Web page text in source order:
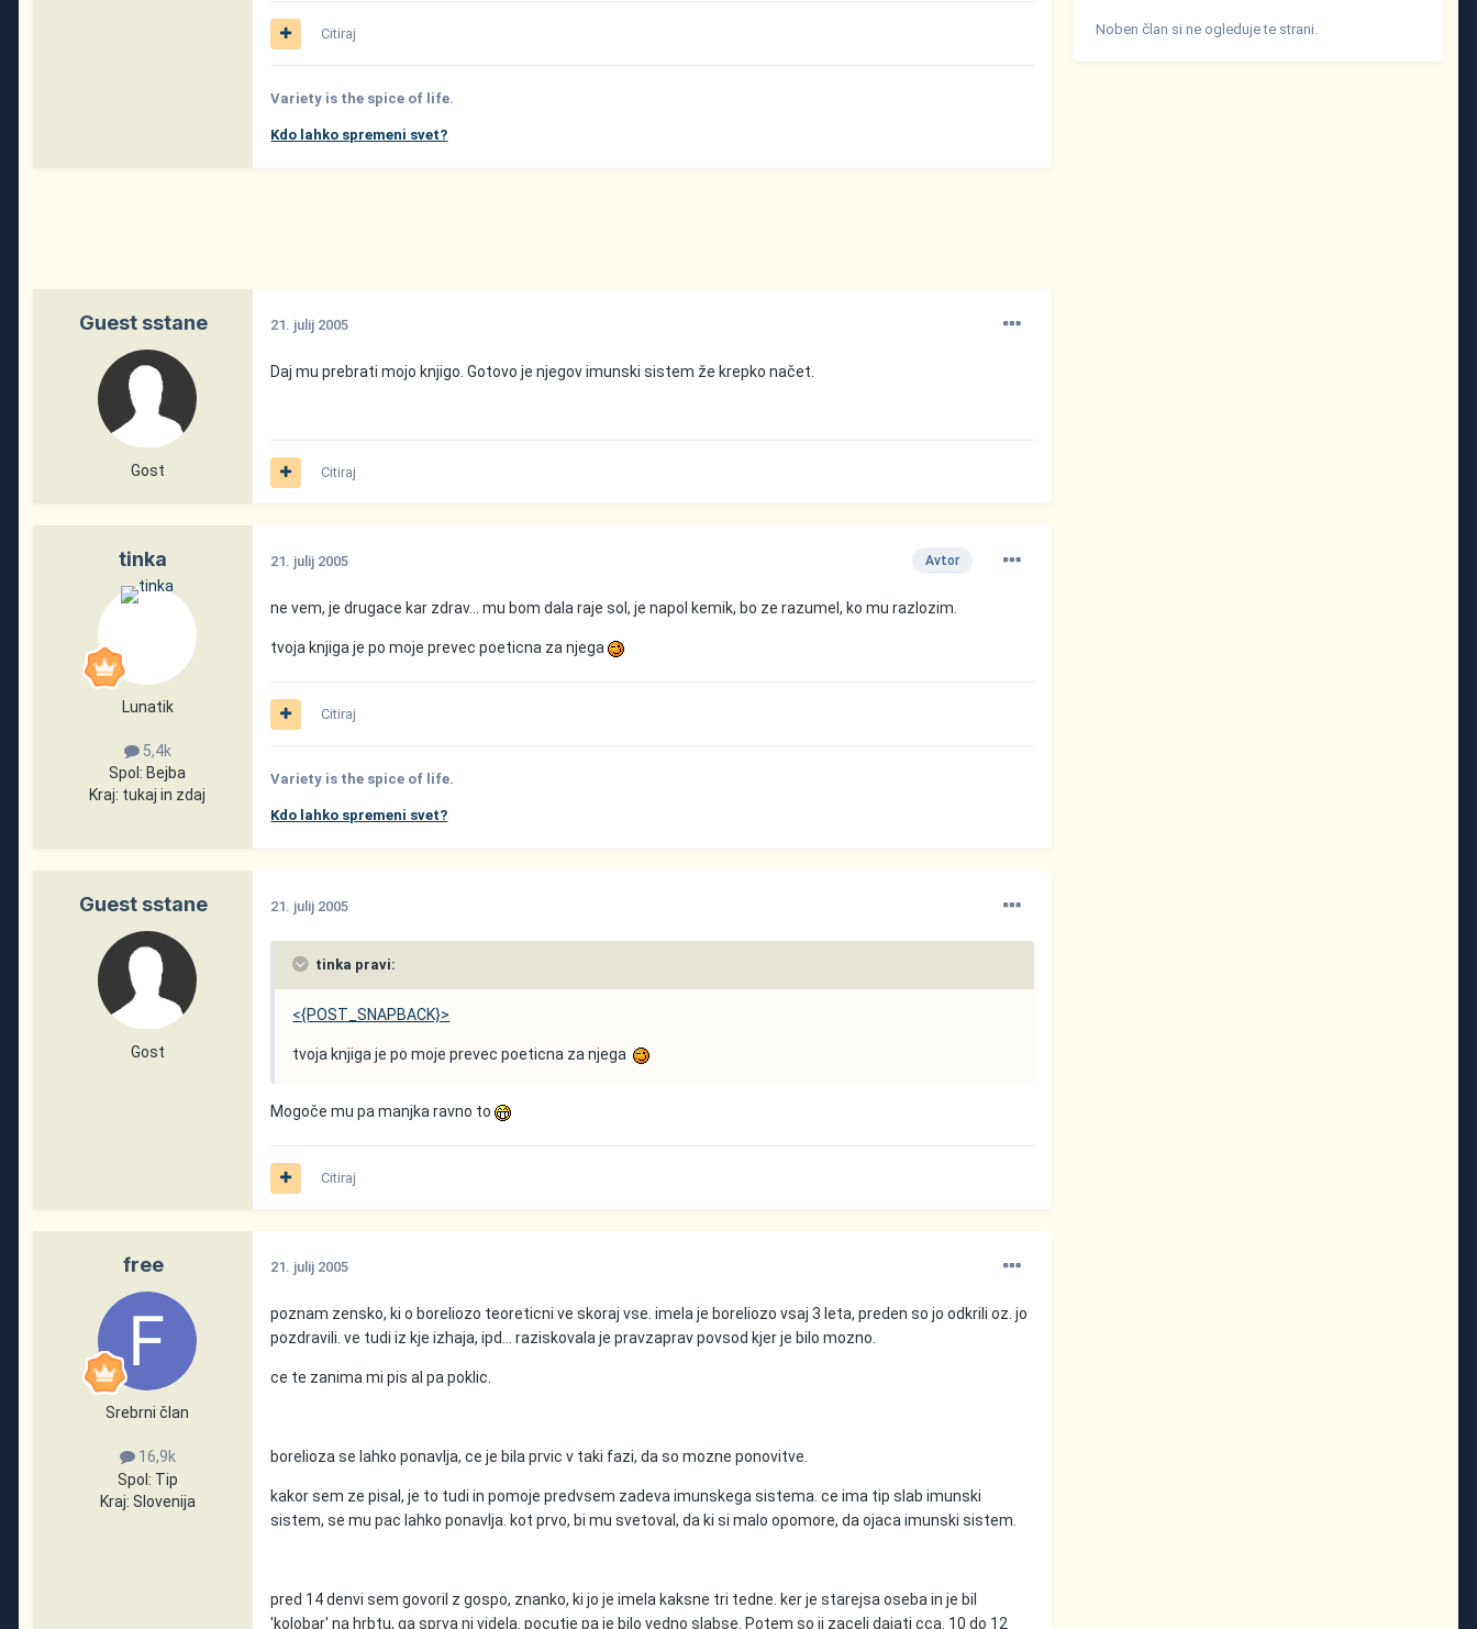
Citiraj
Variety is the spice of life.
Kdo lahko spremeni svet?
Guest sstane
Gost
21. julij 2005
Daj mu prebrati mojo knjigo. Gotovo je njegov imunski sistem že krepko načet.
Citiraj
tinka
Lunatik
5,4k
Spol: Bejba
Kraj: tukaj in zdaj
Avtor
21. julij 2005
ne vem, je drugace kar zdrav... mu bom dala raje sol, je napol kemik, bo ze razumel, ko mu razlozim.
tvoja knjiga je po moje prevec poeticna za njega
Citiraj
Variety is the spice of life.
Kdo lahko spremeni svet?
Guest sstane
Gost
21. julij 2005
tinka pravi:
<{POST_SNAPBACK}>
tvoja knjiga je po moje prevec poeticna za njega
Mogoče mu pa manjka ravno to
Citiraj
free
Srebrni član
16,9k
Spol: Tip
Kraj: Slovenija
21. julij 2005
poznam zensko, ki o boreliozo teoreticni ve skoraj vse. imela je boreliozo vsaj 3 leta, preden so jo odkrili oz. jo
pozdravili. ve tudi iz kje izhaja, ipd... raziskovala je pravzaprav povsod kjer je bilo mozno.
ce te zanima mi pis al pa poklic.
borelioza se lahko ponavlja, ce je bila prvic v taki fazi, da so mozne ponovitve.
kakor sem ze pisal, je to tudi in pomoje predvsem zadeva imunskega sistema. ce ima tip slab imunski
sistem, se mu pac lahko ponavlja. kot prvo, bi mu svetoval, da ki si malo opomore, da ojaca imunski sistem.
pred 14 denvi sem govoril z gospo, znanko, ki jo je imela kaksne tri tedne. ker je starejsa oseba in je bil
'kolobar' na hrbtu, ga sprva ni videla. pocutje pa je bilo vedno slabse. Potem so ji zaceli dajati cca. 10 do 12
Noben član si ne ogleduje te strani.